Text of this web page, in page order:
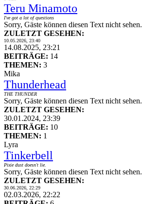
Teru Minamoto
I've got a lot of questions
Sorry, Gäste können diesen Text nicht sehen.
ZULETZT GESEHEN:
10.05.2026, 23:40
14.08.2025, 23:21
BEITRÄGE: 14
THEMEN: 3
Mika
Thunderhead
THE THUNDER
Sorry, Gäste können diesen Text nicht sehen.
ZULETZT GESEHEN:
30.01.2024, 23:39
BEITRÄGE: 10
THEMEN: 1
Lyra
Tinkerbell
Pixie dust doesn't lie.
Sorry, Gäste können diesen Text nicht sehen.
ZULETZT GESEHEN:
30.06.2026, 22:29
02.03.2026, 22:22